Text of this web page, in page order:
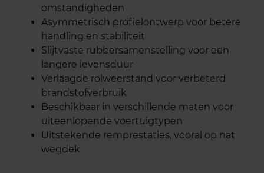
omstandigheden
Asymmetrisch profielontwerp voor betere
handling en stabiliteit
Slijtvaste rubbersamenstelling voor een
langere levensduur
Verlaagde rolweerstand voor verbeterd
brandstofverbruik
Beschikbaar in verschillende maten voor
uiteenlopende voertuigtypen
Uitstekende remprestaties, vooral op nat
wegdek